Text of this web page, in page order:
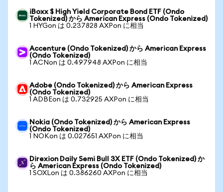
iBoxx $ High Yield Corporate Bond ETF (Ondo
Tokenized) から American Express (Ondo Tokenized)
1 HYGon は 0.237828 AXPon に相当
Accenture (Ondo Tokenized) から American Express
(Ondo Tokenized)
1 ACNon は 0.497948 AXPon に相当
Adobe (Ondo Tokenized) から American Express
(Ondo Tokenized)
1 ADBEon は 0.732925 AXPon に相当
Nokia (Ondo Tokenized) から American Express
(Ondo Tokenized)
1 NOKon は 0.027651 AXPon に相当
Direxion Daily Semi Bull 3X ETF (Ondo Tokenized) か
ら American Express (Ondo Tokenized)
1 SOXLon は 0.386260 AXPon に相当